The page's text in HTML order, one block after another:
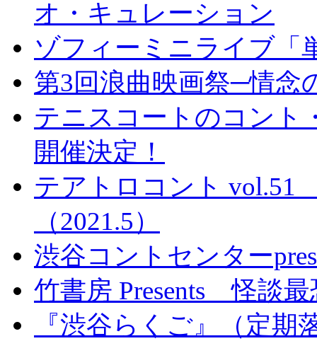
オ・キュレーション
ゾフィーミニライブ「
第3回浪曲映画祭─情念
テニスコートのコント
開催決定！
テアトロコント
（2021.5）
渋谷コントセンター
竹書房 Presents 怪談
『渋谷らくご』（定